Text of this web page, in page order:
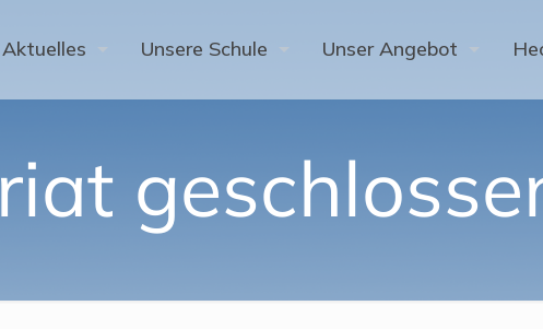
Aktuelles Unsere Schule Unser Angebot